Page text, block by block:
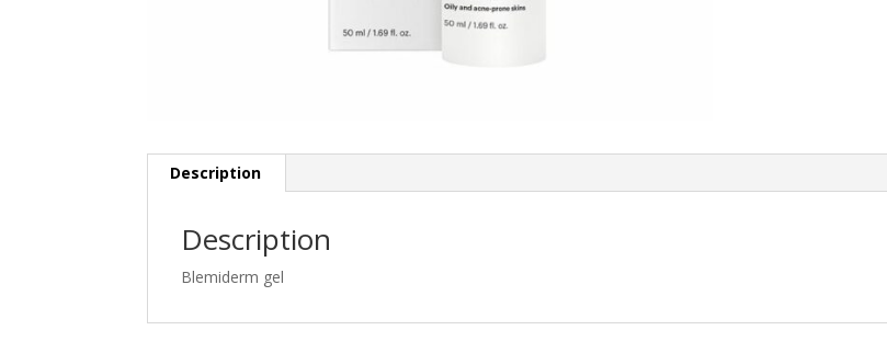
Description
Description
Blemiderm gel